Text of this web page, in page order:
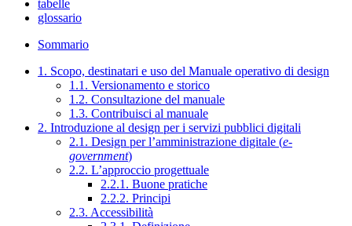
tabelle
glossario
Sommario
1. Scopo, destinatari e uso del Manuale operativo di design
1.1. Versionamento e storico
1.2. Consultazione del manuale
1.3. Contribuisci al manuale
2. Introduzione al design per i servizi pubblici digitali
2.1. Design per l’amministrazione digitale (e-
government)
2.2. L’approccio progettuale
2.2.1. Buone pratiche
2.2.2. Principi
2.3. Accessibilità